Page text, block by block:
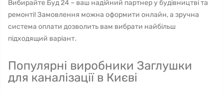
Вибирайте Буд 24 – ваш надійний партнер у будівництві та
ремонті! Замовлення можна оформити онлайн, а зручна
система оплати дозволить вам вибрати найбільш
підходящий варіант.
Популярні виробники Заглушки
для каналізації в Києві